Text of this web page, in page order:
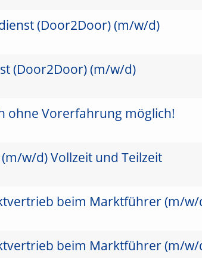
(Door2Door) (m/w/d)
(Door2Door) (m/w/d)
ohne Vorerfahrung möglich!
w/d) Vollzeit und Teilzeit
beim Marktführer (m/w/
beim Marktführer (m/w/